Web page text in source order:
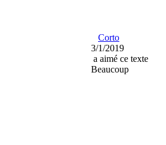
Corto
3/1/2019
a aimé ce texte
Beaucoup